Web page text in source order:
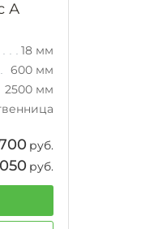
А
18 мм
600 мм
2500 мм
руб.
руб.